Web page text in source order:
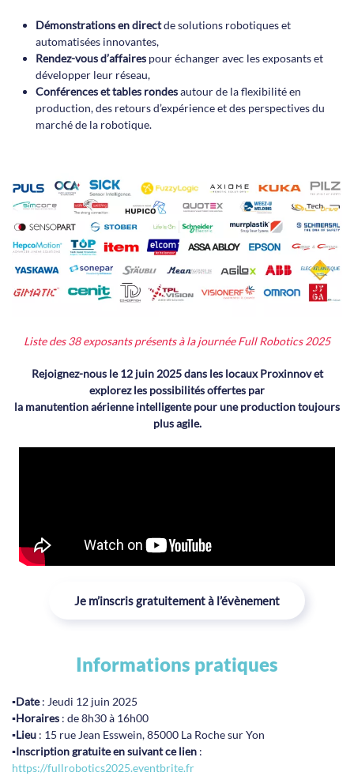
Démonstrations en directde solutions robotiques et
automatisées innovantes,
Rendez-vous d’affaires pour échanger avec les exposants et
développer leur réseau,
Conférences et tables rondesautour de la flexibilité en
production, des retours d’expérience et des perspectives du
marché de la robotique.
Liste des 38 exposants présents à la journée Full Robotics 2025
Rejoignez-nous le 12 juin 2025 dans les locaux Proxinnov et
explorez les possibilités offertes par
la manutention aérienne intelligente pour une production toujours
plus agile.
Je m’inscris gratuitement à l’évènement
Informations pratiques
▪️Date: Jeudi 12 juin 2025
▪️Horaires : de 8h30 à 16h00
▪️Lieu : 15 rue Jean Esswein, 85000 La Roche sur Yon
▪️Inscription gratuite en suivant ce lien :
https://fullrobotics2025.eventbrite.fr